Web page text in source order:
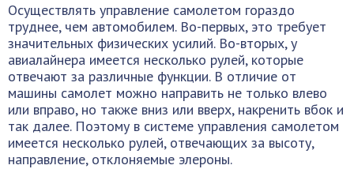
Осуществлять управление самолетом гораздо
труднее, чем автомобилем. Во-первых, это требует
значительных физических усилий. Во-вторых, у
авиалайнера имеется несколько рулей, которые
отвечают за различные функции. В отличие от
машины самолет можно направить не только влево
или вправо, но также вниз или вверх, накренить вбок и
так далее. Поэтому в системе управления самолетом
имеется несколько рулей, отвечающих за высоту,
направление, отклоняемые элероны.